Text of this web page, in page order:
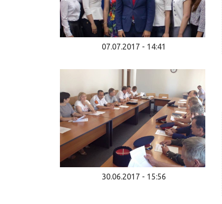
07.07.2017 - 14:41
30.06.2017 - 15:56